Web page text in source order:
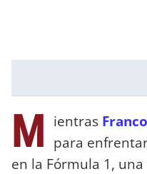
M ientras
para
en la Fórmula 1,